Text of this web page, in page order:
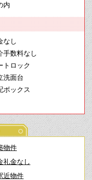
内
なし
手数料なし
トロック
洗面台
ボックス
物件
礼金なし
近物件